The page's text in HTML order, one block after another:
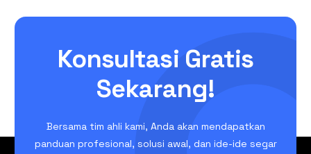
Konsultasi Gratis
Sekarang!
Bersama tim ahli kami, Anda akan mendapatkan
panduan profesional, solusi awal, dan ide-ide segar